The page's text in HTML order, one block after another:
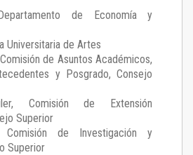
de Economía y
Universitaria de Artes
de Asuntos Académicos,
y Posgrado, Consejo
, Comisión de Extensión
Superior
de Investigación y
Superior